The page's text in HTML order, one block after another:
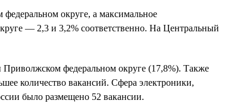
округе, а максимальное
— 2,3 и 3,2% соответственно. На Центральный
федеральном округе (17,8%). Также
количество вакансий. Сфера электроники,
было размещено 52 вакансии.